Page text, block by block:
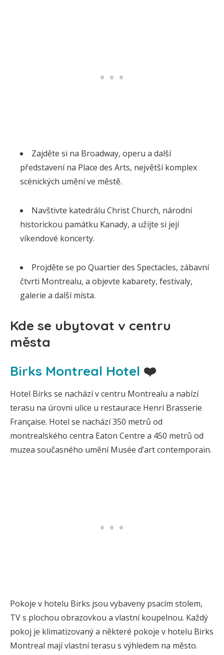
Zajděte si na Broadway, operu a další
představení na Place des Arts, největší komplex
scénických umění ve městě.
Navštivte katedrálu Christ Church, národní
historickou památku Kanady, a užijte si její
víkendové koncerty.
Projděte se po Quartier des Spectacles, zábavní
čtvrti Montrealu, a objevte kabarety, festivaly,
galerie a další místa.
Kde se ubytovat v centru
města
Birks Montreal Hotel ❤️
Hotel Birks se nachází v centru Montrealu a nabízí
terasu na úrovni ulice u restaurace Henri Brasserie
Française. Hotel se nachází 350 metrů od
montrealského centra Eaton Centre a 450 metrů od
muzea současného umění Musée d’art contemporain.
Pokoje v hotelu Birks jsou vybaveny psacím stolem,
TV s plochou obrazovkou a vlastní koupelnou. Každý
pokoj je klimatizovaný a některé pokoje v hotelu Birks
Montreal mají vlastní terasu s výhledem na město.